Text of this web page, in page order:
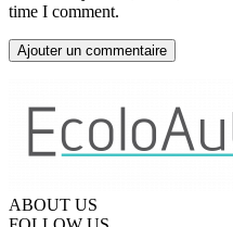
time I comment.
ABOUT US